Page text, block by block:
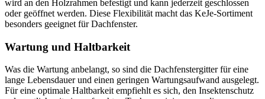
wird an den Holzrahmen befestigt und kann jederzeit geschlossen
oder geöffnet werden. Diese Flexibilität macht das KeJe-Sortiment
besonders geeignet für Dachfenster.
Wartung und Haltbarkeit
Was die Wartung anbelangt, so sind die Dachfenstergitter für eine
lange Lebensdauer und einen geringen Wartungsaufwand ausgelegt.
Für eine optimale Haltbarkeit empfiehlt es sich, den Insektenschutz